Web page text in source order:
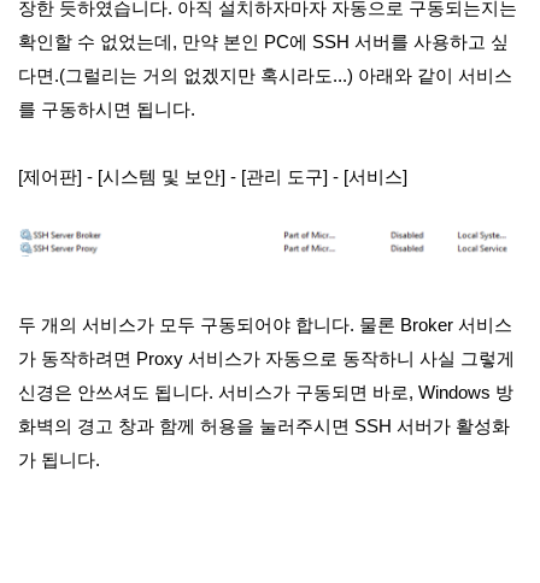
장한 듯하였습니다. 아직 설치하자마자 자동으로 구동되는지는
확인할 수 없었는데, 만약 본인 PC에 SSH 서버를 사용하고 싶
다면.(그럴리는 거의 없겠지만 혹시라도...) 아래와 같이 서비스
를 구동하시면 됩니다.
[제어판] - [시스템 및 보안] - [관리 도구] - [서비스]
두 개의 서비스가 모두 구동되어야 합니다. 물론 Broker 서비스
가 동작하려면 Proxy 서비스가 자동으로 동작하니 사실 그렇게
신경은 안쓰셔도 됩니다. 서비스가 구동되면 바로, Windows 방
화벽의 경고 창과 함께 허용을 눌러주시면 SSH 서버가 활성화
가 됩니다.